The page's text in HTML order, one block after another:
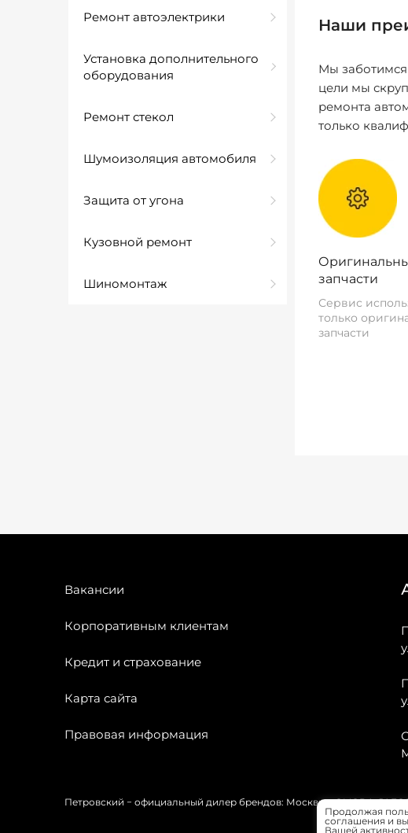
Ремонт автоэлектрики
Установка дополнительного
оборудования
Ремонт стекол
Шумоизоляция автомобиля
Защита от угона
Кузовной ремонт
Шиномонтаж
Наши
Мы заботимся
цели мы
ремонта
только
запчасти
Сервис
только
запчасти
Вакансии
Корпоративным клиентам
Кредит и страхование
Карта сайта
Правовая информация
Петровский − официальный дилер брендов: Москвич, OMODA,
Продолжая
соглашения и
Вашей